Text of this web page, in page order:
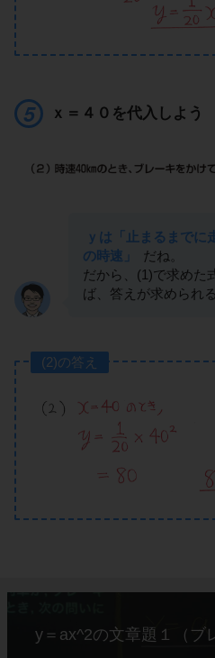
ｘ＝４０を代入しよう
ｙは「止まるまでに
の時速」
だね。
だから、(1)で求めた
ば、答えが求められる
(2)の答え
y＝ax^2の文章題１（ブ